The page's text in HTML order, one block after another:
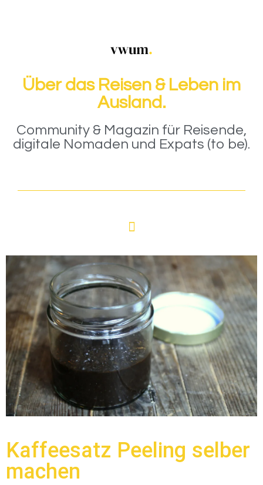
Über das Reisen & Leben im
Ausland.
Community & Magazin für Reisende,
digitale Nomaden und Expats (to be).
Kaffeesatz Peeling selber
machen